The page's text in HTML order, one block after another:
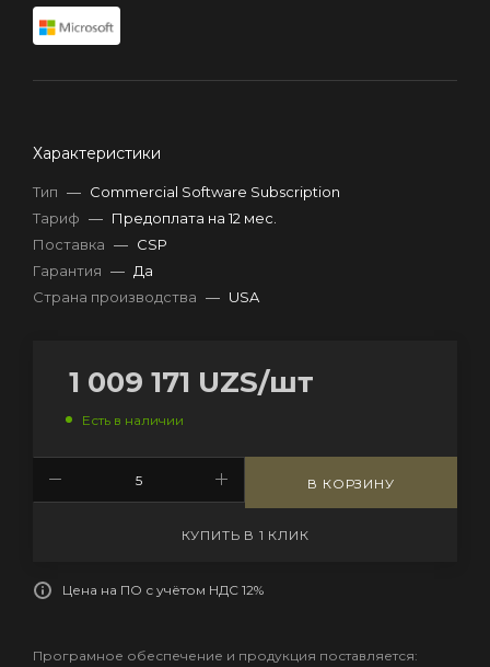
Характеристики
Тип — Commercial Software Subscription
Тариф — Предоплата на 12 мес.
Поставка — CSP
Гарантия — Да
Страна производства — USA
1 009 171 UZS/шт
Есть в наличии
В КОРЗИНУ
КУПИТЬ В 1 КЛИК
Цена на ПО с учётом НДС 12%
Програмное обеспечение и продукция поставляется: